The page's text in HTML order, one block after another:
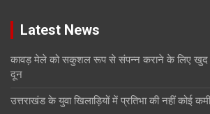
Latest News
कावड़ मेले को सकुशल रूप से संपन्न कराने के लिए खुद
दून
उत्तराखंड के युवा खिलाड़ियों में प्रतिभा की नहीं कोई